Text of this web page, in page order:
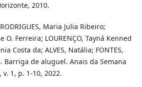
2010.
Maria Julia Ribeiro;
O. Ferreira; LOURENÇO, Tayná Kenned
Costa da; ALVES, Natália; FONTES,
Barriga de aluguel. Anais da Semana
1, p. 1-10, 2022.